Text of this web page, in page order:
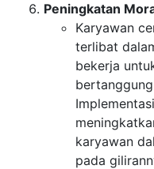
Peningkatan
Karyawan
terlibat
bekerja
karyawan
pada